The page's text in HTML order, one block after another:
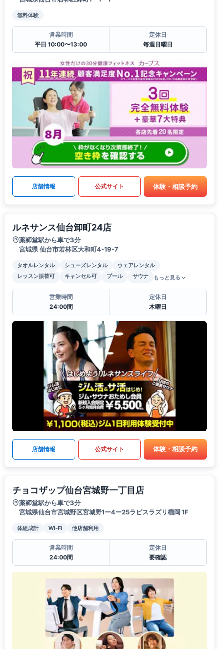
無料体験
営業時間
平日 10:00〜13:00
定休日
毎週日曜日
店舗情報 公式サイト 体験・相談予約
ルネサンス仙台卸町24店
薬師堂駅から車で3分
宮城県 仙台市若林区大和町4-19-7
タオルレンタル シューズレンタル
ウェアレンタル
レッスン振替可
キャンセル可 プール サウナ もっと見る
営業時間
24:00間
定休日
木曜日
店舗情報 公式サイト 体験・相談予約
チョコザップ仙台宮城野一丁目店
薬師堂駅から車で3分
宮城県仙台市宮城野区宮城野1ー4ー25ラピスラズリ榴岡 1F
体組成計 Wi-Fi 他店舗利用
営業時間
24:00間
定休日
要確認